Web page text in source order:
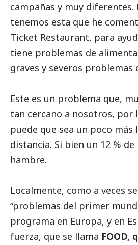
campañas y muy diferentes.
tenemos esta que he
Ticket Restaurant, para
tiene problemas de
graves y severos problemas
Este es un problema que,
tan cercano a nosotros, por
puede que sea un poco más
distancia. Si bien un 12 %
hambre.
Localmente, como a veces
“problemas del primer
programa en Europa, y en
fuerza, que se llama FOOD,